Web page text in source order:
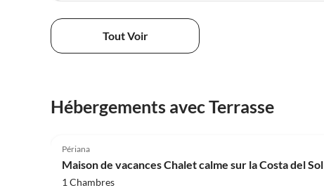
Tout Voir
Hébergements avec Terrasse
Périana
Maison de vacances Chalet calme sur la Costa del Sol
1 Chambres